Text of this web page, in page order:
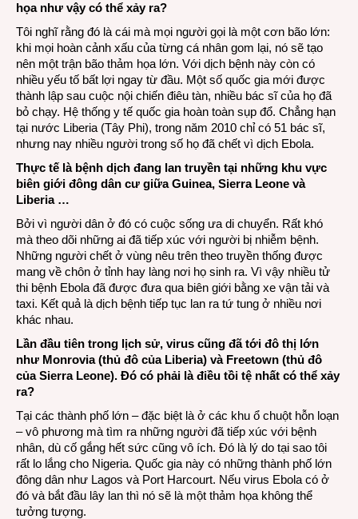
họa như vậy có thể xảy ra?
Tôi nghĩ rằng đó là cái mà mọi người gọi là một cơn bão lớn:
khi mọi hoàn cảnh xấu của từng cá nhân gom lại, nó sẽ tạo
nên một trận bão thảm họa lớn. Với dịch bệnh này còn có
nhiều yếu tố bất lợi ngay từ đầu. Một số quốc gia mới được
thành lập sau cuộc nội chiến điêu tàn, nhiều bác sĩ của họ đã
bỏ chạy. Hệ thống y tế quốc gia hoàn toàn sụp đổ. Chẳng hạn
tại nước Liberia (Tây Phi), trong năm 2010 chỉ có 51 bác sĩ,
nhưng nay nhiều người trong số họ đã chết vì dịch Ebola.
Thực tế là bệnh dịch đang lan truyền tại những khu vực
biên giới đông dân cư giữa Guinea, Sierra Leone và
Liberia …
Bởi vì người dân ở đó có cuộc sống ưa di chuyển. Rất khó
mà theo dõi những ai đã tiếp xúc với người bị nhiễm bệnh.
Những người chết ở vùng nêu trên theo truyền thống được
mang về chôn ở tỉnh hay làng nơi họ sinh ra. Vì vậy nhiều tử
thi bệnh Ebola đã được đưa qua biên giới bằng xe vận tải và
taxi. Kết quả là dịch bệnh tiếp tục lan ra tứ tung ở nhiều nơi
khác nhau.
Lần đầu tiên trong lịch sử, virus cũng đã tới đô thị lớn
như Monrovia (thủ đô của Liberia) và Freetown (thủ đô
của Sierra Leone). Đó có phải là điều tồi tệ nhất có thể xảy
ra?
Tại các thành phố lớn – đặc biệt là ở các khu ổ chuột hỗn loạn
– vô phương mà tìm ra những người đã tiếp xúc với bệnh
nhân, dù cố gắng hết sức cũng vô ích. Đó là lý do tại sao tôi
rất lo lắng cho Nigeria. Quốc gia này có những thành phố lớn
đông dân như Lagos và Port Harcourt. Nếu virus Ebola có ở
đó và bắt đầu lây lan thì nó sẽ là một thảm họa không thể
tưởng tượng.